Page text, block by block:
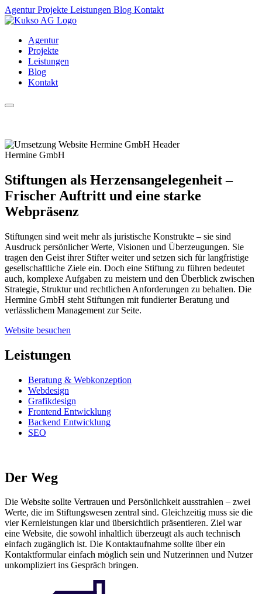
AgenturProjekte Leistungen Blog Kontakt
Agentur
Projekte
Leistungen
Blog
Kontakt
Hermine GmbH
Stiftungen als Herzensangelegenheit –
Frischer Auftritt und eine starke
Webpräsenz
Stiftungen sind weit mehr als juristische Konstrukte – sie sind
Ausdruck persönlicher Werte, Visionen und Überzeugungen. Sie
tragen den Geist ihrer Stifter weiter und setzen sich für langfristige
gesellschaftliche Ziele ein. Doch eine Stiftung zu führen bedeutet
auch, komplexe Aufgaben zu meistern und den Überblick zwischen
Strategie, Struktur und rechtlichen Anforderungen zu behalten. Die
Hermine GmbH steht Stiftungen mit fundierter Beratung und
verlässlichem Management zur Seite.
Website besuchen
Leistungen
Beratung & Webkonzeption
Webdesign
Grafikdesign
Frontend Entwicklung
Backend Entwicklung
SEO
Der Weg
Die Website sollte Vertrauen und Persönlichkeit ausstrahlen – zwei
Werte, die im Stiftungswesen zentral sind. Gleichzeitig muss sie die
vier Kernleistungen klar und übersichtlich präsentieren. Ziel war
eine Website, die sowohl inhaltlich überzeugt als auch technisch
einfach zugänglich ist. Die Kontaktaufnahme sollte über ein
Kontaktformular einfach möglich sein und Nutzerinnen und Nutzer
unkompliziert ins Gespräch bringen.